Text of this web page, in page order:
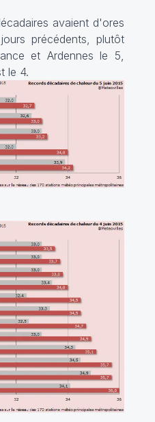
avaient d'ores
précédents, plutôt
et Ardennes le 5,
le 4.